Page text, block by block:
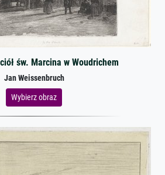
św. Marcina w Woudrichem
Jan Weissenbruch
Wybierz obraz